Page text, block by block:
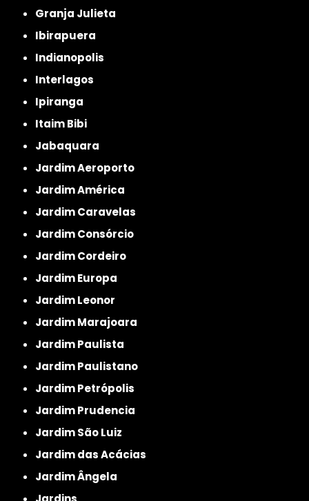
Granja Julieta
Ibirapuera
Indianopolis
Interlagos
Ipiranga
Itaim Bibi
Jabaquara
Jardim Aeroporto
Jardim América
Jardim Caravelas
Jardim Consórcio
Jardim Cordeiro
Jardim Europa
Jardim Leonor
Jardim Marajoara
Jardim Paulista
Jardim Paulistano
Jardim Petrópolis
Jardim Prudencia
Jardim São Luiz
Jardim das Acácias
Jardim Ângela